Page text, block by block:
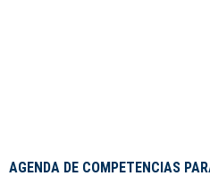
AGENDA DE COMPETENCIAS